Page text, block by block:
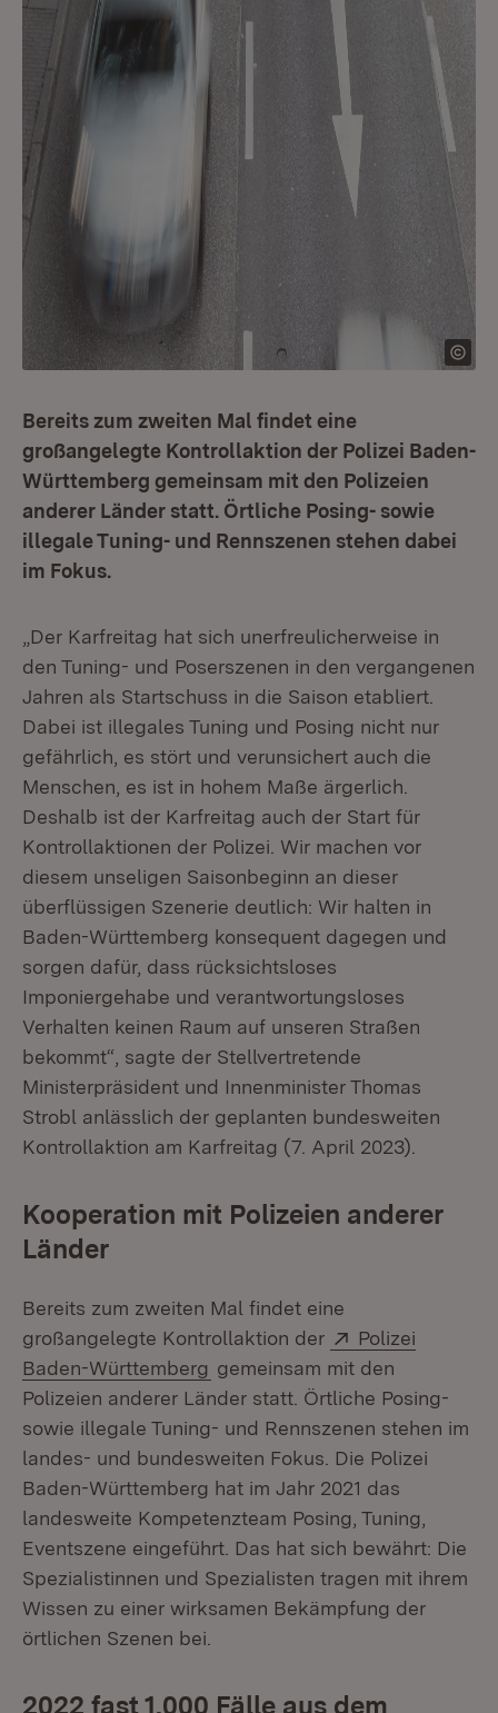
Bereits zum zweiten Mal findet eine
großangelegte Kontrollaktion der Polizei Baden-
Württemberg gemeinsam mit den Polizeien
anderer Länder statt. Örtliche Posing- sowie
illegale Tuning- und Rennszenen stehen dabei
im Fokus.
„Der Karfreitag hat sich unerfreulicherweise in
den Tuning- und Poserszenen in den vergangenen
Jahren als Startschuss in die Saison etabliert.
Dabei ist illegales Tuning und Posing nicht nur
gefährlich, es stört und verunsichert auch die
Menschen, es ist in hohem Maße ärgerlich.
Deshalb ist der Karfreitag auch der Start für
Kontrollaktionen der Polizei. Wir machen vor
diesem unseligen Saisonbeginn an dieser
überflüssigen Szenerie deutlich: Wir halten in
Baden-Württemberg konsequent dagegen und
sorgen dafür, dass rücksichtsloses
Imponiergehabe und verantwortungsloses
Verhalten keinen Raum auf unseren Straßen
bekommt“, sagte der Stellvertretende
Ministerpräsident und Innenminister Thomas
Strobl anlässlich der geplanten bundesweiten
Kontrollaktion am Karfreitag (7. April 2023).
Kooperation mit Polizeien anderer
Länder
Bereits zum zweiten Mal findet eine
großangelegte Kontrollaktion der
Extern:
Polizei
Baden-Württemberg (Öffnet in neuem Fenster)
gemeinsam mit den
Polizeien anderer Länder statt. Örtliche Posing-
sowie illegale Tuning- und Rennszenen stehen im
landes- und bundesweiten Fokus. Die Polizei
Baden-Württemberg hat im Jahr 2021 das
landesweite Kompetenzteam Posing, Tuning,
Eventszene eingeführt. Das hat sich bewährt: Die
Spezialistinnen und Spezialisten tragen mit ihrem
Wissen zu einer wirksamen Bekämpfung der
örtlichen Szenen bei.
2022 fast 1.000 Fälle aus dem